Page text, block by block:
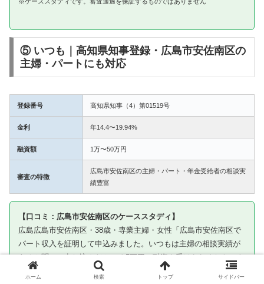
⑤ いつも｜高知県知事登録・広島市安佐南区の
主婦・パートにも対応
登録番号 高知県知事（4）第01519号
金利 年14.4〜19.94%
融資額 1万〜50万円
審査の特徴
広島市安佐南区の主婦・パート・年金受給者の相談実
績豊富
【口コミ：広島市安佐南区のケーススタディ】
広島広島市安佐南区・38歳・専業主婦・女性「広島市安佐南区で
パート収入を証明して申込みました。いつもは主婦の相談実績が
あると聞いて申し込んだところ5万円の融資を受けられました。き
ちんと返済して今は信用を積み上げています」
ホーム 検索 トップ サイドバー